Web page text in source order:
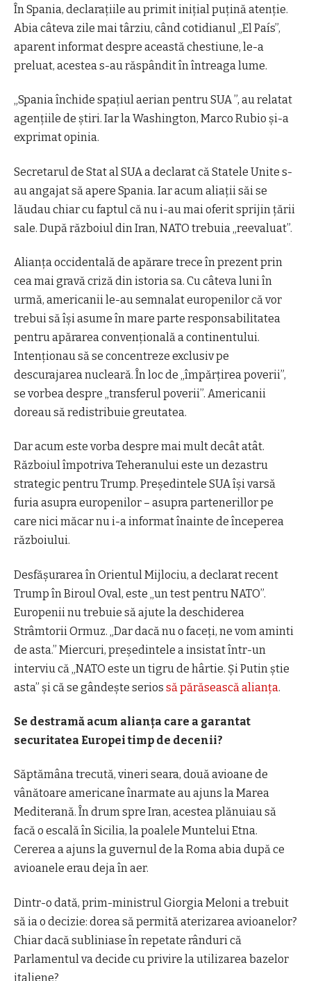
În Spania, declarațiile au primit inițial puțină atenție.
Abia câteva zile mai târziu, când cotidianul „El País”,
aparent informat despre această chestiune, le-a
preluat, acestea s-au răspândit în întreaga lume.
„Spania închide spațiul aerian pentru SUA ”, au relatat
agențiile de știri. Iar la Washington, Marco Rubio și-a
exprimat opinia.
Secretarul de Stat al SUA a declarat că Statele Unite s-
au angajat să apere Spania. Iar acum aliații săi se
lăudau chiar cu faptul că nu i-au mai oferit sprijin țării
sale. După războiul din Iran, NATO trebuia „reevaluat”.
Alianța occidentală de apărare trece în prezent prin
cea mai gravă criză din istoria sa. Cu câteva luni în
urmă, americanii le-au semnalat europenilor că vor
trebui să își asume în mare parte responsabilitatea
pentru apărarea convențională a continentului.
Intenționau să se concentreze exclusiv pe
descurajarea nucleară. În loc de „împărțirea poverii”,
se vorbea despre „transferul poverii”. Americanii
doreau să redistribuie greutatea.
Dar acum este vorba despre mai mult decât atât.
Războiul împotriva Teheranului este un dezastru
strategic pentru Trump. Președintele SUA îșivarsă
furia asupra europenilor – asupra partenerillorpe
care nici măcar nu i-a informat înainte de începerea
războiului.
Desfășurarea în Orientul Mijlociu, a declarat recent
Trump în Biroul Oval, este „un test pentru NATO”.
Europenii nu trebuie să ajute la deschiderea
Strâmtorii Ormuz. „Dar dacă nu o faceți, ne vom aminti
de asta.” Miercuri, președintele a insistat într-un
interviu că „ NATO este un tigru de hârtie. Și Putin știe
asta” și că se gândește serios să părăsească alianța.
Se destramă acum alianța care a garantat
securitatea Europei timp de decenii?
Săptămâna trecută, vineri seara, două avioane de
vânătoare americane înarmate au ajuns la Marea
Mediterană. În drum spre Iran, acestea plănuiau să
facă o escală în Sicilia, la poalele Muntelui Etna.
Cererea a ajuns la guvernul de la Roma abia după ce
avioanele erau deja înaer.
Dintr-o dată, prim-ministrul Giorgia Meloni a trebuit
să ia o decizie: dorea să permită aterizarea avioanelor?
Chiar dacă subliniase în repetate rânduri că
Parlamentul va decide cu privire la utilizarea bazelor
italiene?